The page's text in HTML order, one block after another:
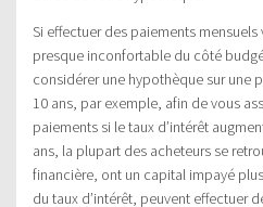
Si effectuer des paiements
presque inconfortable du côté
considérer une hypothèque sur une
10 ans, par exemple, afin de vous
paiements si le taux d’intérêt
ans, la plupart des acheteurs se
financière, ont un capital impayé
du taux d’intérêt, peuvent effectuer